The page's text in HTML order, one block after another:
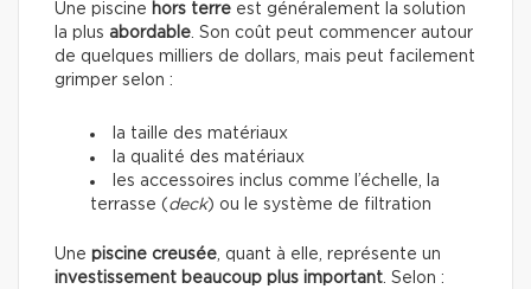
Une piscine hors terre est généralement la solution
la plus abordable. Son coût peut commencer autour
de quelques milliers de dollars, mais peut facilement
grimper selon :
la taille des matériaux
la qualité des matériaux
les accessoires inclus comme l’échelle, la
terrasse ( deck) ou le système de filtration
Une piscine creusée, quant à elle, représente un
investissement beaucoup plus important. Selon :